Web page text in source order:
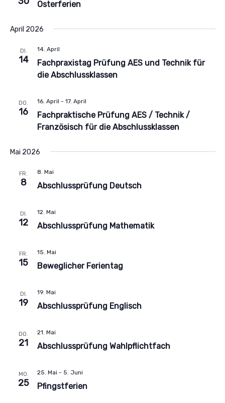
Osterferien
April 2026
DI.
14
Fachpraxistag Prüfung AES und Technik für
die Abschlussklassen
14. April
DO.
16
Fachpraktische Prüfung AES / Technik /
Französisch für die Abschlussklassen
16. April - 17. April
Mai 2026
FR.
8 Abschlussprüfung Deutsch
8. Mai
DI.
12 Abschlussprüfung Mathematik
12. Mai
FR.
15 Beweglicher Ferientag
15. Mai
DI.
19 Abschlussprüfung Englisch
19. Mai
DO.
21 Abschlussprüfung Wahlpflichtfach
21. Mai
MO.
25 Pfingstferien
25. Mai - 5. Juni